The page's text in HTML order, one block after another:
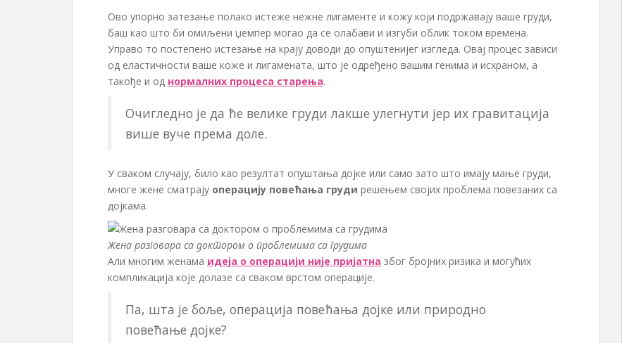
Ово упорно затезање полако истеже нежне лигаменте и кожу који подржавају ваше груди,
баш као што би омиљени џемпер могао да се олабави и изгуби облик током времена.
Управо то постепено истезање на крају доводи до опуштенијег изгледа. Овај процес зависи
од еластичности ваше коже и лигамената, што је одређено вашим генима и исхраном, а
такође и од нормалних процеса старења.
Очигледно је да ће велике груди лакше улегнути јер их гравитација
више вуче према доле.
У сваком случају, било као резултат опуштања дојке или само зато што имају мање груди,
многе жене сматрају операцију повећања груди решењем својих проблема повезаних са
дојкама.
Жена разговара са доктором о проблемима са грудима
Али многим женама идеја о операцији није пријатна због бројних ризика и могућих
компликација које долазе са сваком врстом операције.
Па, шта је боље, операција повећања дојке или природно
повећање дојке?